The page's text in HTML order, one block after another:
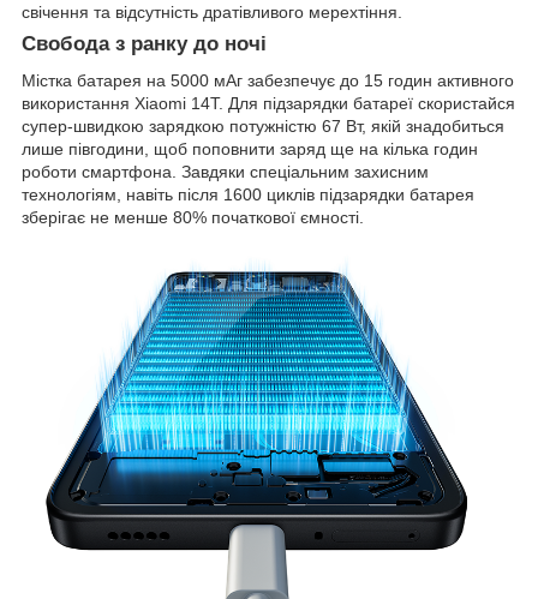
свічення та відсутність дратівливого мерехтіння.
Свобода з ранку до ночі
Містка батарея на 5000 мАг забезпечує до 15 годин активного
використання Xiaomi 14T. Для підзарядки батареї скористайся
супер-швидкою зарядкою потужністю 67 Вт, якій знадобиться
лише півгодини, щоб поповнити заряд ще на кілька годин
роботи смартфона. Завдяки спеціальним захисним
технологіям, навіть після 1600 циклів підзарядки батарея
зберігає не менше 80% початкової ємності.